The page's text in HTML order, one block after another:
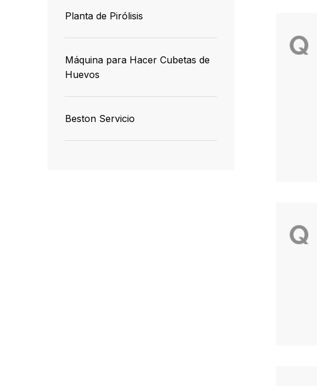
Planta de Pirólisis
Máquina para Hacer Cubetas de
Huevos
Beston Servicio